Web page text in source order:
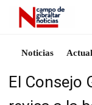
Noticias
El Consejo